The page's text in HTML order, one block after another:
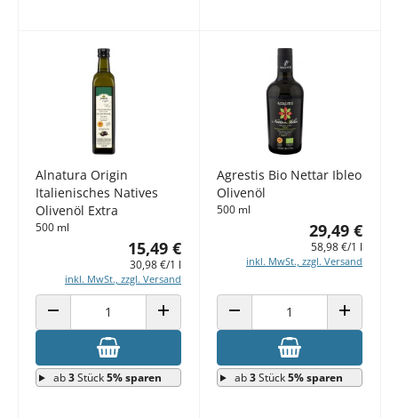
Alnatura Origin
Italienisches Natives
Olivenöl Extra
500 ml
15,49 €
30,98 €/1 l
inkl. MwSt., zzgl. Versand
ANZAHL VERRINGERN ANZAHL ERHÖHEN
ab3Stück5% sparen
Agrestis Bio Nettar Ibleo
Olivenöl
500 ml
29,49 €
58,98 €/1 l
inkl. MwSt., zzgl. Versand
ANZAHL VERRINGERN ANZAHL
ab3Stück5% sparen